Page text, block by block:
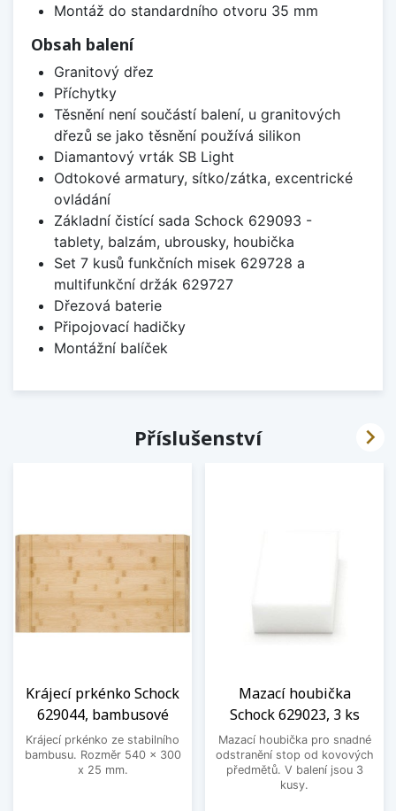
Montáž do standardního otvoru 35 mm
Obsah balení
Granitový dřez
Příchytky
Těsnění není součástí balení, u granitových
dřezů se jako těsnění používá silikon
Diamantový vrták SB Light
Odtokové armatury, sítko/zátka, excentrické
ovládání
Základní čistící sada Schock 629093 -
tablety, balzám, ubrousky, houbička
Set 7 kusů funkčních misek 629728 a
multifunkční držák 629727
Dřezová baterie
Připojovací hadičky
Montážní balíček
Příslušenství
Krájecí prkénko Schock
629044, bambusové
Krájecí prkénko ze stabilního
bambusu. Rozměr 540 x 300
x 25 mm.
Mazací houbička
Schock 629023, 3 ks
Mazací houbička pro snadné
odstranění stop od kovových
předmětů. V balení jsou 3
kusy.
